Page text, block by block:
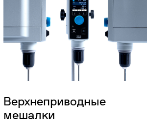
Верхнеприводные
мешалки